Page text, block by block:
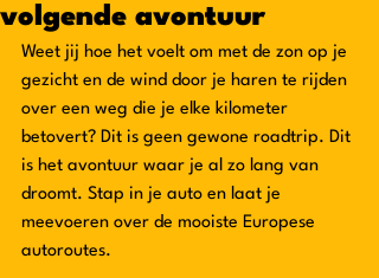
volgende avontuur
Weet jij hoe het voelt om met de zon op je
gezicht en de wind door je haren te rijden
over een weg die je elke kilometer
betovert? Dit is geen gewone roadtrip. Dit
is het avontuur waar je al zo lang van
droomt. Stap in je auto en laat je
meevoeren over de mooiste Europese
autoroutes.